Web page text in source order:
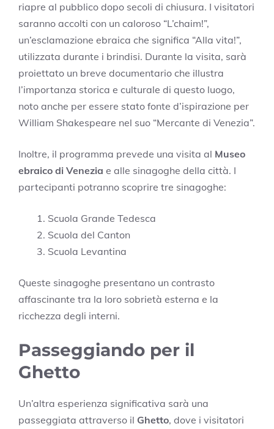
riapre al pubblico dopo secoli di chiusura. I visitatori
saranno accolti con un caloroso “L’chaim!”,
un’esclamazione ebraica che significa “Alla vita!”,
utilizzata durante i brindisi. Durante la visita, sarà
proiettato un breve documentario che illustra
l’importanza storica e culturale di questo luogo,
noto anche per essere stato fonte d’ispirazione per
William Shakespeare nel suo “Mercante di Venezia”.
Inoltre, il programma prevede una visita al Museo
ebraico di Venezia e alle sinagoghe della città. I
partecipanti potranno scoprire tre sinagoghe:
Scuola Grande Tedesca
Scuola del Canton
Scuola Levantina
Queste sinagoghe presentano un contrasto
affascinante tra la loro sobrietà esterna e la
ricchezza degli interni.
Passeggiando per il
Ghetto
Un’altra esperienza significativa sarà una
passeggiata attraverso il Ghetto, dove i visitatori